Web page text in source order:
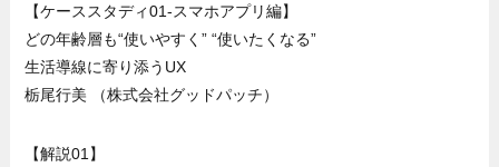
【ケーススタディ01-スマホアプリ編】
どの年齢層も“使いやすく” “使いたくなる”
生活導線に寄り添うUX
栃尾行美 （株式会社グッドパッチ）
【解説01】